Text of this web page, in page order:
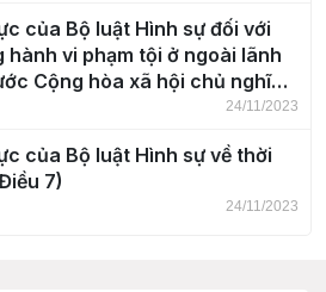
của Bộ luật Hình sự đối với
hành vi phạm tội ở ngoài lãnh
Cộng hòa xã hội chủ nghĩa
24/11/2023
của Bộ luật Hình sự về thời
7)
24/11/2023